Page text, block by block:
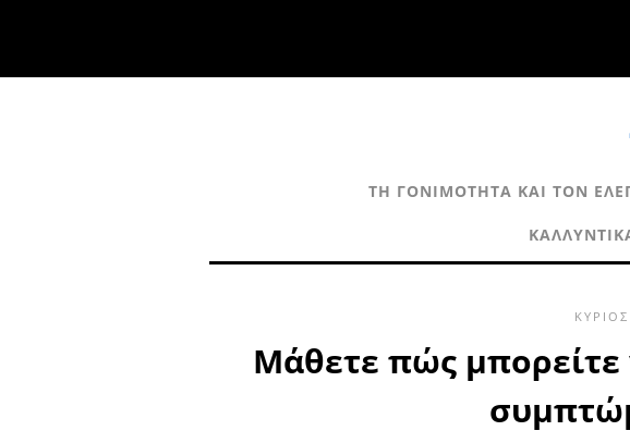
ΤΗ ΓΟΝΙΜΌΤΗΤΑ ΚΑΙ ΤΟΝ
ΚΎΡΙΟΣ
Μάθετε πώς μπορείτε